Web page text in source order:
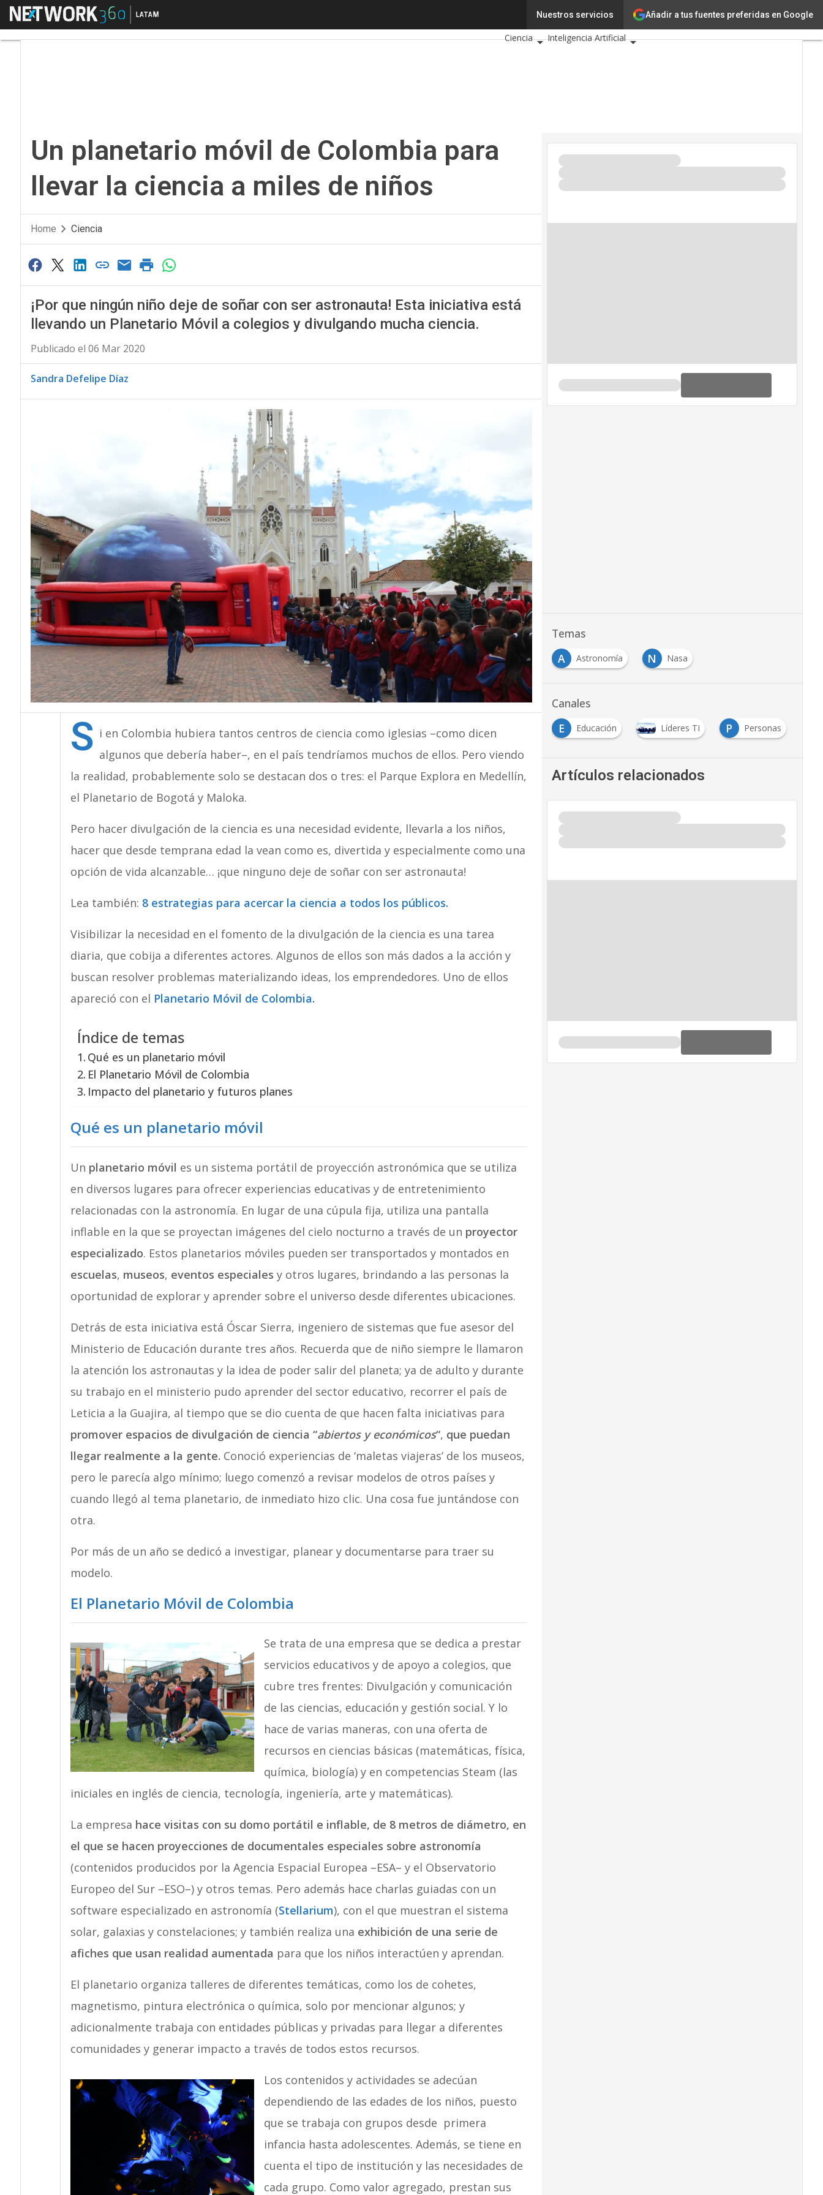
Añadir a tus fuentes preferidas en Google
Nuestros servicios
Menú Tecnología
Innovación
Ciencia
Inteligencia Artificial
Un planetario móvil de Colombia para
llevar la ciencia a miles de niños
Home Ciencia
¡Por que ningún niño deje de soñar con ser astronauta! Esta iniciativa está
llevando un Planetario Móvil a colegios y divulgando mucha ciencia.
Publicado el 06 Mar 2020
Sandra Defelipe Díaz
S i en Colombia hubiera tantos centros de ciencia como iglesias –como dicen
algunos que debería haber–, en el país tendríamos muchos de ellos. Pero viendo
la realidad, probablemente solo se destacan dos o tres: el Parque Explora en Medellín,
el Planetario de Bogotá y Maloka.
Pero hacer divulgación de la ciencia es una necesidad evidente, llevarla a los niños,
hacer que desde temprana edad la vean como es, divertida y especialmente como una
opción de vida alcanzable… ¡que ninguno deje de soñar con ser astronauta!
Lea también: 8 estrategias para acercar la ciencia a todos los públicos.
Visibilizar la necesidad en el fomento de la divulgación de la ciencia es una tarea
diaria, que cobija a diferentes actores. Algunos de ellos son más dados a la acción y
buscan resolver problemas materializando ideas, los emprendedores. Uno de ellos
apareció con el Planetario Móvil de Colombia.
Índice de temas
Qué es un planetario móvil
El Planetario Móvil de Colombia
Impacto del planetario y futuros planes
Qué es un planetario móvil
Un planetario móvil es un sistema portátil de proyección astronómica que se utiliza
en diversos lugares para ofrecer experiencias educativas y de entretenimiento
relacionadas con la astronomía. En lugar de una cúpula fija, utiliza una pantalla
inflable en la que se proyectan imágenes del cielo nocturno a través de un proyector
especializado. Estos planetarios móviles pueden ser transportados y montados en
escuelas, museos, eventos especiales y otros lugares, brindando a las personas la
oportunidad de explorar y aprender sobre el universo desde diferentes ubicaciones.
Detrás de esta iniciativa está Óscar Sierra, ingeniero de sistemas que fue asesor del
Ministerio de Educación durante tres años. Recuerda que de niño siempre le llamaron
la atención los astronautas y la idea de poder salir del planeta; ya de adulto y durante
su trabajo en el ministerio pudo aprender del sector educativo, recorrer el país de
Leticia a la Guajira, al tiempo que se dio cuenta de que hacen falta iniciativas para
promover espacios de divulgación de ciencia “abiertos y económicos“, que puedan
llegar realmente a la gente. Conoció experiencias de ‘maletas viajeras’ de los museos,
pero le parecía algo mínimo; luego comenzó a revisar modelos de otros países y
cuando llegó al tema planetario, de inmediato hizo clic. Una cosa fue juntándose con
otra.
Por más de un año se dedicó a investigar, planear y documentarse para traer su
modelo.
El Planetario Móvil de Colombia
Se trata de una empresa que se dedica a prestar
servicios educativos y de apoyo a colegios, que
cubre tres frentes: Divulgación y comunicación
de las ciencias, educación y gestión social. Y lo
hace de varias maneras, con una oferta de
recursos en ciencias básicas (matemáticas, física,
química, biología) y en competencias Steam (las
iniciales en inglés de ciencia, tecnología, ingeniería, arte y matemáticas).
La empresa hace visitas con su domo portátil e inflable, de 8 metros de diámetro, en
el que se hacen proyecciones de documentales especiales sobre astronomía
(contenidos producidos por la Agencia Espacial Europea –ESA– y el Observatorio
Europeo del Sur –ESO–) y otros temas. Pero además hace charlas guiadas con un
software especializado en astronomía (Stellarium), con el que muestran el sistema
solar, galaxias y constelaciones; y también realiza una exhibición de una serie de
afiches que usan realidad aumentada para que los niños interactúen y aprendan.
El planetario organiza talleres de diferentes temáticas, como los de cohetes,
magnetismo, pintura electrónica o química, solo por mencionar algunos; y
adicionalmente trabaja con entidades públicas y privadas para llegar a diferentes
comunidades y generar impacto a través de todos estos recursos.
Los contenidos y actividades se adecúan
dependiendo de las edades de los niños, puesto
que se trabaja con grupos desde primera
infancia hasta adolescentes. Además, se tiene en
cuenta el tipo de institución y las necesidades de
cada grupo. Como valor agregado, prestan sus
Temas
A
Astronomía N Nasa
Canales
E Líderes TI P Personas S
Sector TI
Artículos relacionados